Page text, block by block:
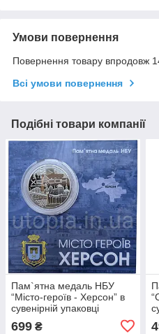
Умови повернення
Повернення товару впродовж
Всі умови повернення
Подібні товари компанії
Пам`ятна медаль НБУ
“Місто-героїв - Херсон” в
сувенірній упаковці
699 ₴